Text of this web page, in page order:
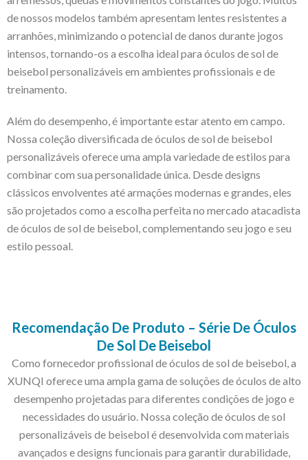
de nossos modelos também apresentam lentes resistentes a
arranhões, minimizando o potencial de danos durante jogos
intensos, tornando-os a escolha ideal para óculos de sol de
beisebol personalizáveis ​​em ambientes profissionais e de
treinamento.
Além do desempenho, é importante estar atento em campo.
Nossa coleção diversificada de óculos de sol de beisebol
personalizáveis ​​oferece uma ampla variedade de estilos para
combinar com sua personalidade única. Desde designs
clássicos envolventes até armações modernas e grandes, eles
são projetados como a escolha perfeita no mercado atacadista
de óculos de sol de beisebol, complementando seu jogo e seu
estilo pessoal.
Recomendação De Produto – Série De Óculos
De Sol De Beisebol
Como fornecedor profissional de óculos de sol de beisebol, a
XUNQI oferece uma ampla gama de soluções de óculos de alto
desempenho projetadas para diferentes condições de jogo e
necessidades do usuário. Nossa coleção de óculos de sol
personalizáveis ​​de beisebol é desenvolvida com materiais
avançados e designs funcionais para garantir durabilidade,